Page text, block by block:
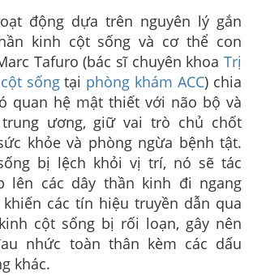
động dựa trên nguyên lý gắn
kinh cột sống và cơ thể con
Tafuro (bác sĩ chuyên khoaTrị
sốngtại phòng khám ACC) chia
quan hệ mật thiết với não bộ và
ương, giữ vai trò chủ chốt
khỏe và phòng ngừa bệnh tật.
bị lệch khỏi vị trí, nó sẽ tác
lên các dây thần kinh đi ngang
các tín hiệu truyền dẫn qua
cột sống bị rối loạn, gây nên
nhức toàn thân kèm các dấu
khác.